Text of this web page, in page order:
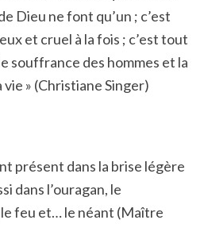
Dieu ne font qu’un ; c’est
et cruel à la fois ; c’est tout
souffrance des hommes et la
» (Christiane Singer)
présent dans la brise légère
dans l’ouragan, le
feu et… le néant (Maître